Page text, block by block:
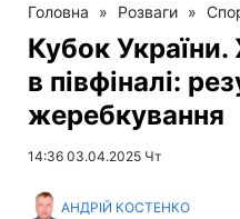
Головна » Розваги »
Кубок України.
в півфіналі:
жеребкування
14:36 03.04.2025 Чт
АНДРІЙ КОСТЕНКО